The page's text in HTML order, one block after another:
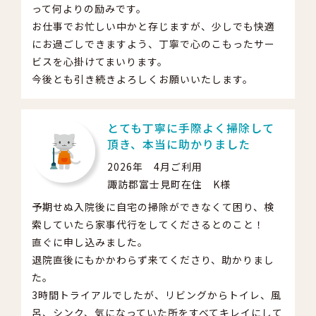
って何よりの励みです。
お仕事でお忙しい中かと存じますが、少しでも快適
にお過ごしできますよう、丁寧で心のこもったサー
ビスを心掛けてまいります。
今後とも引き続きよろしくお願いいたします。
とても丁寧に手際よく掃除して
頂き、本当に助かりました
2026年 4月ご利用
諏訪郡富士見町在住 K様
予期せぬ入院後に自宅の掃除ができなくて困り、検
索していたら家事代行をしてくださるとのこと！
直ぐに申し込みました。
退院直後にもかかわらず来てくださり、助かりまし
た。
3時間トライアルでしたが、リビングからトイレ、風
呂、シンク、気になっていた所をすべてキレイにして